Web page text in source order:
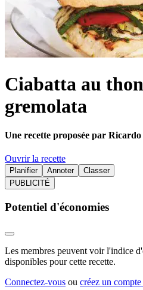
Ciabatta au
gremolata
Une recette proposée par
Ouvrir la recette
Planifier Annoter
Classer
PUBLICITÉ
Potentiel d'économies
Les membres peuvent voir l'indice
disponibles pour cette recette.
Connectez-vous ou créez un compte